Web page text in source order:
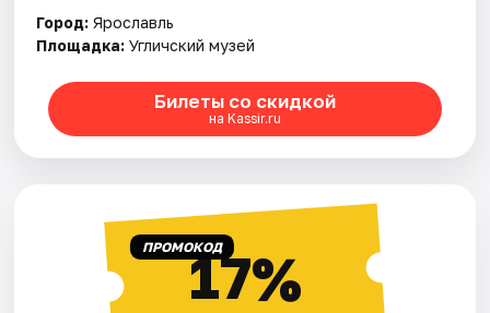
Город: Ярославль
Площадка: Угличский музей
Билеты со скидкой
на Kassir.ru
ПРОМОКОД17%